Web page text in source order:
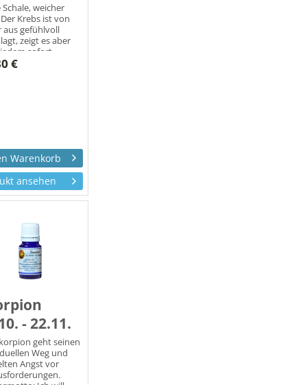
weicher
Krebs ist von
aus gefühlvoll
zeigt es aber
sofort.
Ich fühle!
€
ansehen
- 22.11.
geht seinen
Weg und
Angst vor